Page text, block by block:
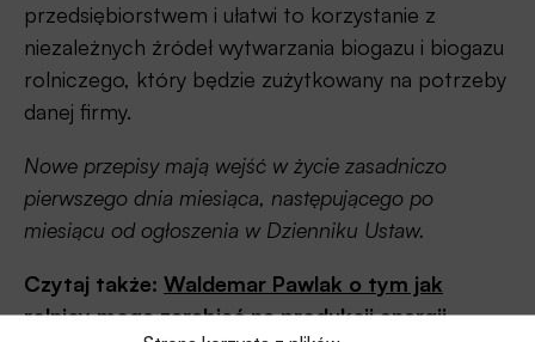
przedsiębiorstwem i ułatwi to korzystanie z
niezależnych źródeł wytwarzania biogazu i biogazu
rolniczego, który będzie zużytkowany na potrzeby
danej firmy.
Nowe przepisy mają wejść w życie zasadniczo
pierwszego dnia miesiąca, następującego po
miesiącu od ogłoszenia w Dzienniku Ustaw.
Czytaj także: Waldemar Pawlak o tym jak
rolnicy mogą zarabiać na produkcji energii